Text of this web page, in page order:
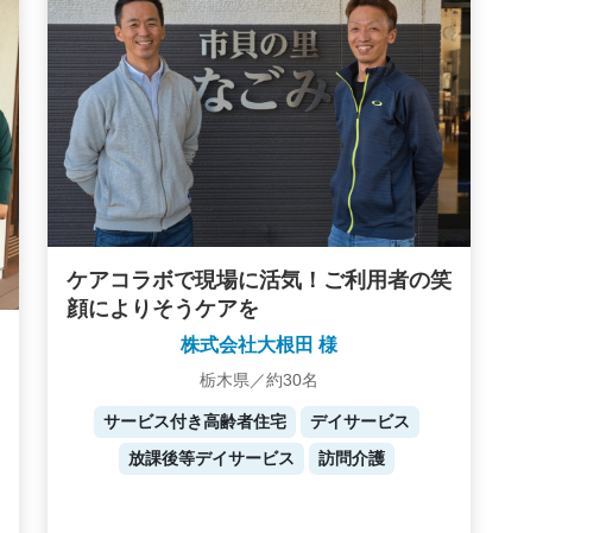
ケアコラボで現場に活気！ご利用者の笑
顔によりそうケアを
株式会社大根田 様
栃木県／約30名
サービス付き高齢者住宅
デイサービス
放課後等デイサービス
訪問介護